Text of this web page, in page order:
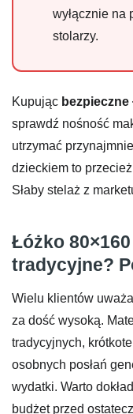
wyłącznie na
stolarzy.
Kupując bezpieczne
sprawdź nośność
utrzymać
dzieckiem to
Słaby stelaż z
Łóżko
tradycyjne?
Wielu klientów
za dość wysoką.
tradycyjnych,
osobnych posłań
wydatki. Warto
budżet przed